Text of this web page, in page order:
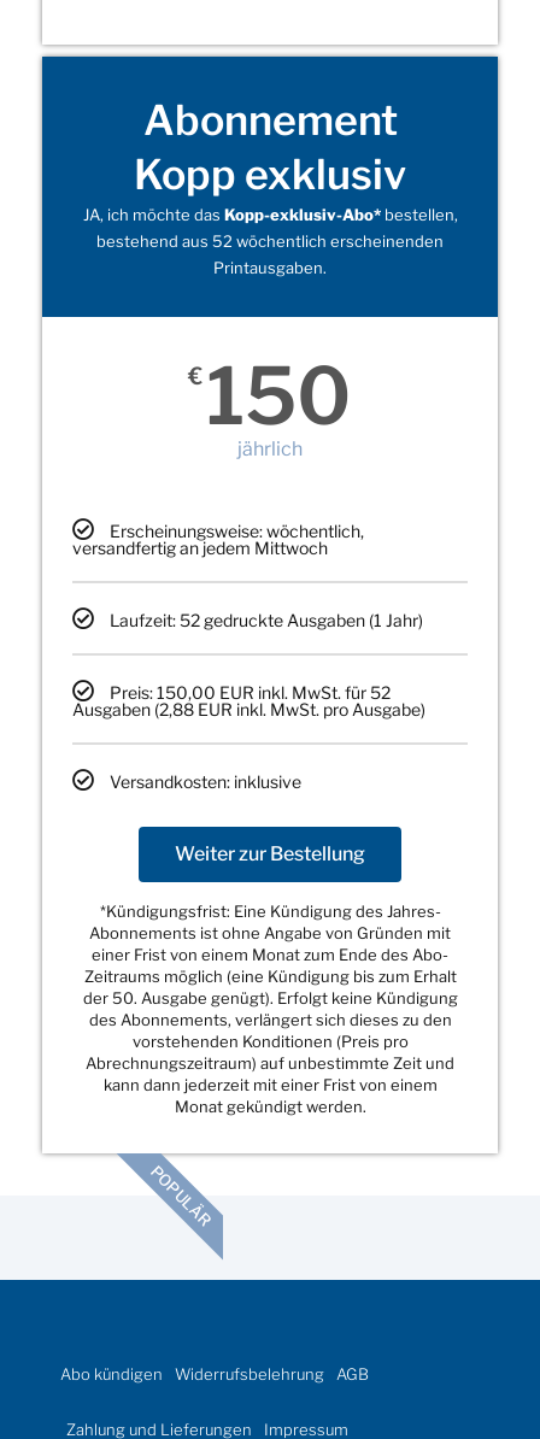
Abonnement
Kopp exklusiv
JA, ich möchte das Kopp-exklusiv-Abo*bestellen,
bestehend aus 52 wöchentlich erscheinenden
Printausgaben.
€ 150
jährlich
Erscheinungsweise: wöchentlich,
versandfertig an jedem Mittwoch
Laufzeit: 52 gedruckte Ausgaben (1 Jahr)
Preis: 150,00 EUR inkl. MwSt. für 52
Ausgaben (2,88 EUR inkl. MwSt. pro Ausgabe)
Versandkosten: inklusive
Weiter zur Bestellung
*Kündigungsfrist: Eine Kündigung des Jahres-
Abonnements ist ohne Angabe von Gründen mit
einer Frist von einem Monat zum Ende des Abo-
Zeitraums möglich (eine Kündigung bis zum Erhalt
der 50. Ausgabe genügt). Erfolgt keine Kündigung
des Abonnements, verlängert sich dieses zu den
vorstehenden Konditionen (Preis pro
Abrechnungszeitraum) auf unbestimmte Zeit und
kann dann jederzeit mit einer Frist von einem
Monat gekündigt werden.
POPULÄR
Abo kündigen Widerrufsbelehrung AGB
Zahlung und Lieferungen Impressum